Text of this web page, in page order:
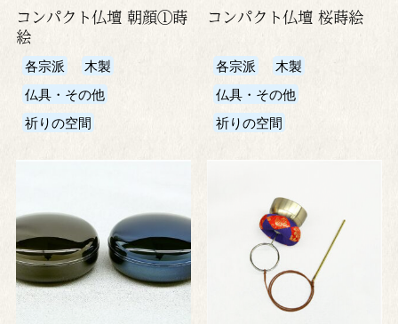
コンパクト仏壇 朝顔①蒔
絵
各宗派
木製
仏具・その他
祈りの空間
コンパクト仏壇 桜蒔絵
各宗派
木製
仏具・その他
祈りの空間